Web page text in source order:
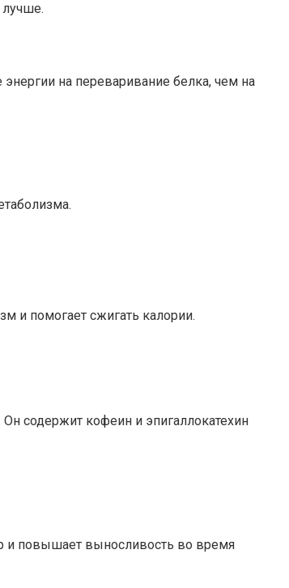
лучше.
на переваривание белка, чем на
и помогает сжигать калории.
содержит кофеин и эпигаллокатехин
и повышает выносливость во время